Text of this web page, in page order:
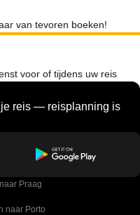
van tevoren boeken!
voor of tijdens uw reis
je reis — reisplanning is
Praag
naar Porto